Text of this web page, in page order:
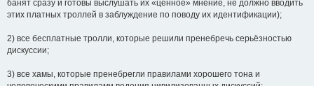
банят сразу и готовы выслушать их «ценное» мнение, не должно вводить
этих платных троллей в заблуждение по поводу их идентификации);
2) все бесплатные тролли, которые решили пренебречь серьёзностью
дискуссии;
3) все хамы, которые пренебрегли правилами хорошего тона и